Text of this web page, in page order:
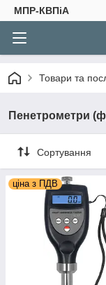
МПР-КВПіА
Товари та
Пенетрометри
Сортування
ціна з ПДВ